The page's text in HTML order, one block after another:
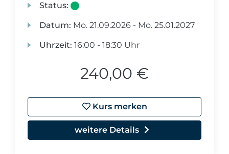
Status:
Datum: Mo. 21.09.2026 - Mo. 25.01.2027
Uhrzeit: 16:00 - 18:30 Uhr
240,00 €
Kurs merken
weitere Details